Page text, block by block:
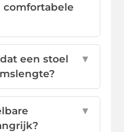
comfortabele
een stoel
▼
▼